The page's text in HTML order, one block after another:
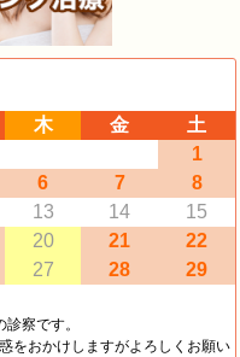
木 金
土
1
6 7
8
13 14
15
20 21
22
27 28
29
察です。
をおかけしますがよろしくお願い